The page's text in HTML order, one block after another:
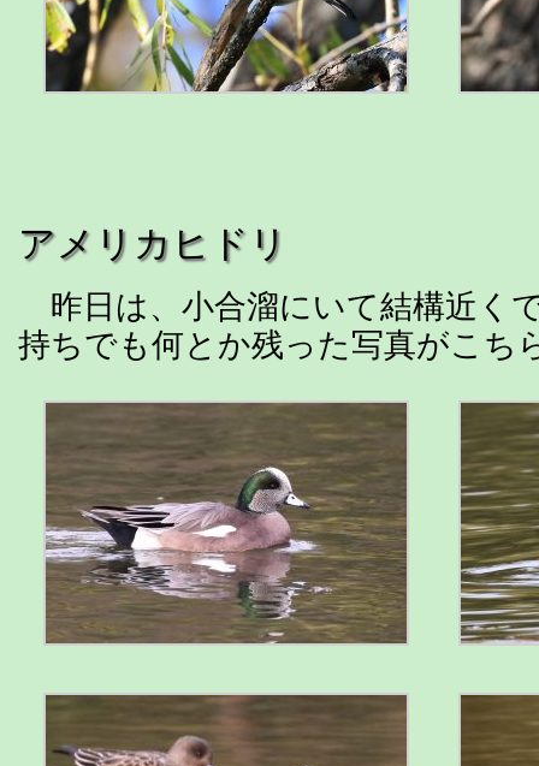
アメリカヒドリ
昨日は、小合溜にいて結構近く
持ちでも何とか残った写真がこち